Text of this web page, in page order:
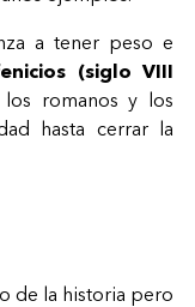
a tener peso e
(siglo VIII
los romanos y los
hasta cerrar la
de la historia pero